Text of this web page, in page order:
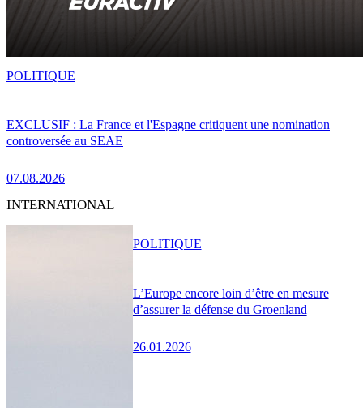
EXCLUSIF : La France et l'Espagne critiquent une nomination
controversée au SEAE
07.08.2026
POLITIQUE
INTERNATIONAL
L’Europe encore loin d’être en mesure
d’assurer la défense du Groenland
26.01.2026
POLITIQUE